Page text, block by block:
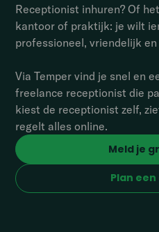
Receptionist inhuren? Of
kantoor of praktijk: je wilt
professioneel, vriendelijk en
Via Temper vind je snel en
freelance receptionist die
kiest de receptionist zelf,
regelt alles online.
Meld je
Plan